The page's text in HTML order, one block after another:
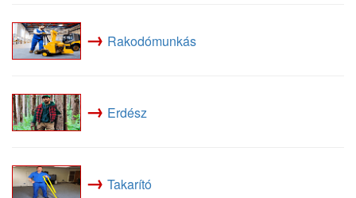
→ Rakodómunkás
→ Erdész
→ Takarító